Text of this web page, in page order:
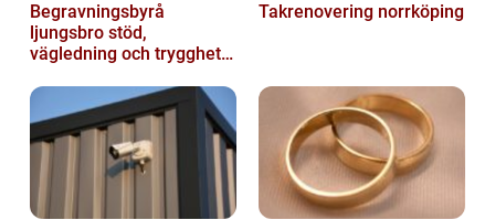
Begravningsbyrå
ljungsbro stöd,
vägledning och trygghet
Takrenovering norrköping